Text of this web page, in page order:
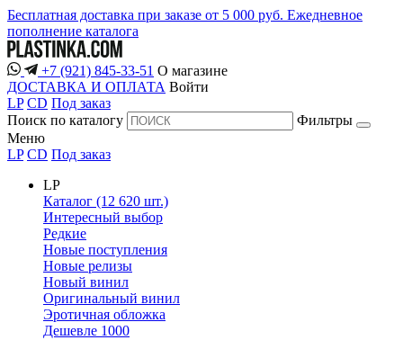
Бесплатная доставка при заказе от 5 000 руб. Ежедневное
пополнение каталога
+7 (921) 845-33-51 О магазине
ДОСТАВКА И ОПЛАТА Войти
LP CD Под заказ
Поиск по каталогу
Фильтры
Меню
LP CD Под заказ
LP
Каталог (12 620 шт.)
Интересный выбор
Редкие
Новые поступления
Новые релизы
Новый винил
Оригинальный винил
Эротичная обложка
Дешевле 1000